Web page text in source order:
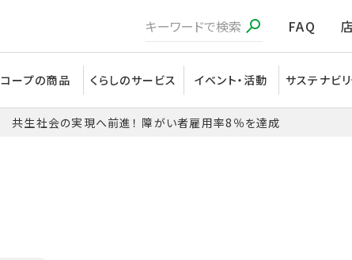
FAQ
コープの商品 くらしのサービス イベント・活動 サステナビ
共生社会の実現へ前進！ 障がい者雇用率8％を達成